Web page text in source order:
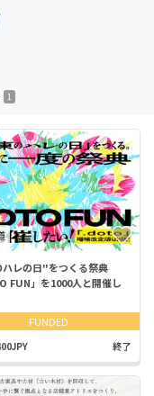
1
レの日"をつくる祭典
FUN」を1000人と開催し
FUNDED
終了